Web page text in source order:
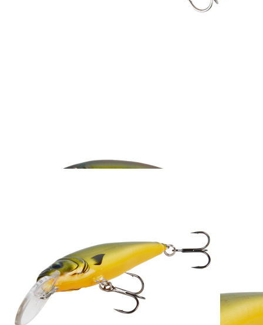
Edition: Twitchmaster
22,95 €
inkl. MwSt. zzgl. Versand